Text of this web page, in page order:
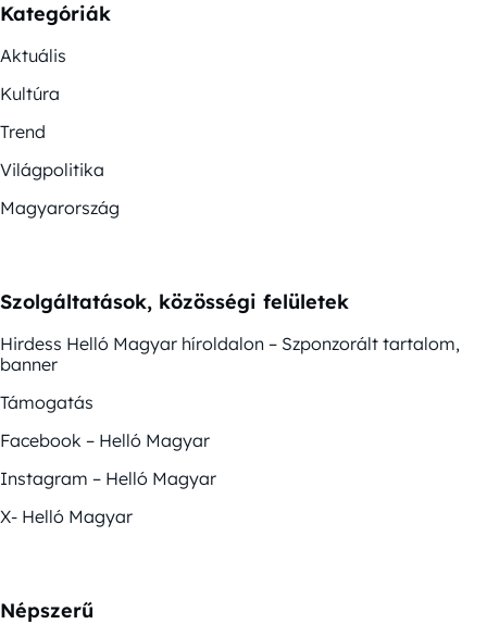
Kategóriák
Aktuális
Kultúra
Trend
Világpolitika
Magyarország
Szolgáltatások, közösségi felületek
Hirdess Helló Magyar híroldalon – Szponzorált tartalom,
banner
Támogatás
Facebook – Helló Magyar
Instagram – Helló Magyar
X- Helló Magyar
Népszerű